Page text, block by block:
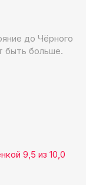
до Чёрного
быть больше.
9,5 из 10,0